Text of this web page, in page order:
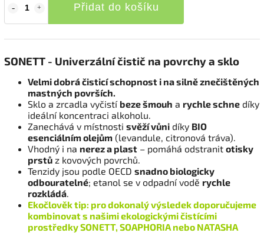
Přidat do košíku
SONETT - Univerzální čistič na povrchy a sklo
Velmi dobrá čisticí schopnost i na silně znečištěných
mastných površích.
Sklo a zrcadla vyčistí beze šmouh a rychle schne díky
ideální koncentraci alkoholu.
Zanechává v místnosti svěží vůni díky BIO
esenciálním olejům (levandule, citronová tráva).
Vhodný i na nerez a plast – pomáhá odstranit otisky
prstů z kovových povrchů.
Tenzidy jsou podle OECD snadno biologicky
odbouratelné; etanol se v odpadní vodě rychle
rozkládá.
Ekočlověk tip: pro dokonalý výsledek doporučujeme
kombinovat s našimi ekologickými čistícími
prostředky SONETT, SOAPHORIA nebo NATASHA